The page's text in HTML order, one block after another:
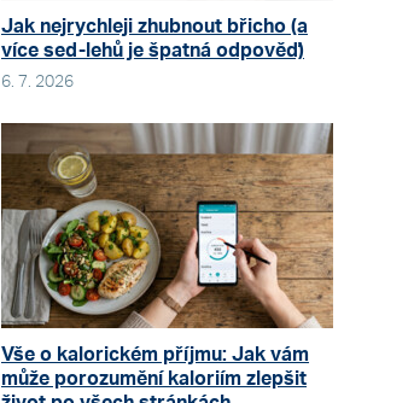
Jak nejrychleji zhubnout břicho (a
více sed-lehů je špatná odpověď)
6. 7. 2026
Vše o kalorickém příjmu: Jak vám
může porozumění kaloriím zlepšit